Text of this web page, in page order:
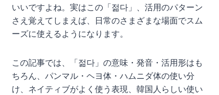
いいですよね。実はこの「젊다」、活用のパターン
さえ覚えてしまえば、日常のさまざまな場面でスム
ーズに使えるようになります。
この記事では、「젊다」の意味・発音・活用形はも
ちろん、パンマル・ヘヨ体・ハムニダ体の使い分
け、ネイティブがよく使う表現、韓国人らしい使い